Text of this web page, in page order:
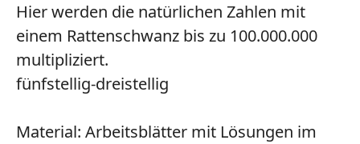
Hier werden die natürlichen Zahlen mit
einem Rattenschwanz bis zu 100.000.000
multipliziert.
fünfstellig-dreistellig
Material: Arbeitsblätter mit Lösungen im